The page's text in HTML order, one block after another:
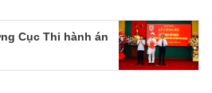
Cục Thi hành án